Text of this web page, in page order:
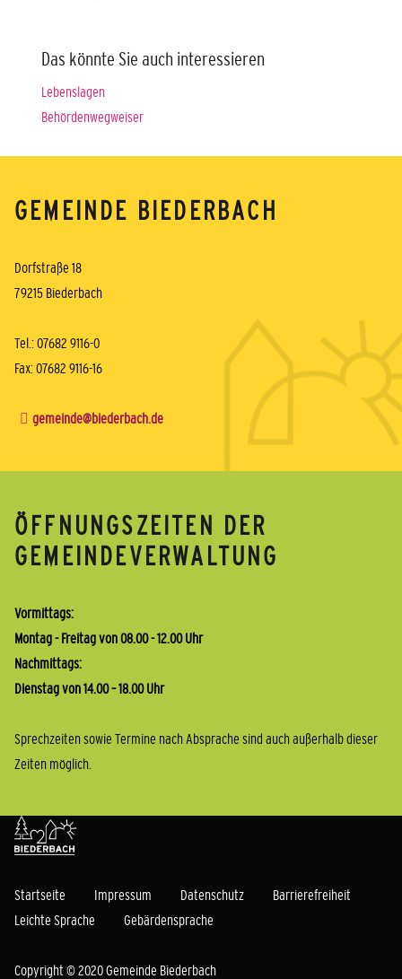
Das könnte Sie auch interessieren
Lebenslagen
Behördenwegweiser
GEMEINDE BIEDERBACH
Dorfstraße 18
79215 Biederbach
Tel.: 07682 9116-0
Fax: 07682 9116-16
gemeinde@biederbach.de
ÖFFNUNGSZEITEN DER
GEMEINDEVERWALTUNG
Vormittags:
Montag - Freitag von 08.00 - 12.00 Uhr
Nachmittags:
Dienstag von 14.00 – 18.00 Uhr
Sprechzeiten sowie Termine nach Absprache sind auch außerhalb dieser
Zeiten möglich.
Startseite Impressum Datenschutz
Barrierefreiheit
Leichte Sprache
Gebärdensprache
Copyright © 2020 Gemeinde Biederbach